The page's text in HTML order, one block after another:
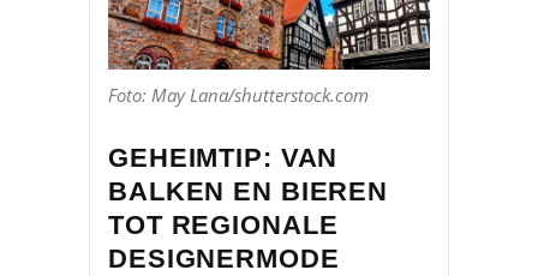
Foto: May Lana/shutterstock.com
GEHEIMTIP: VAN
BALKEN EN BIEREN
TOT REGIONALE
DESIGNERMODE